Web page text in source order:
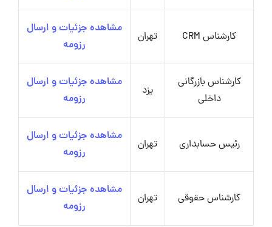
کارشناس CRM تهران
مشاهده جزئیات و ارسال
رزومه
کارشناس بازرگانی
داخلی
یزد
مشاهده جزئیات و ارسال
رزومه
رئیس حسابداری تهران
مشاهده جزئیات و ارسال
رزومه
کارشناس حقوقی تهران
مشاهده جزئیات و ارسال
رزومه